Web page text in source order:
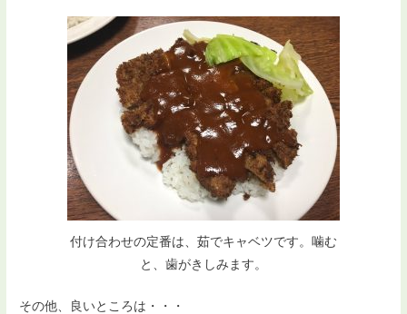
付け合わせの定番は、茹でキャベツです。噛む
と、歯がきしみます。
その他、良いところは・・・